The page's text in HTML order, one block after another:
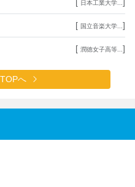
日本工業大学...
[ 国立音楽大学... ]
[ 潤徳女子高等... ]
へ